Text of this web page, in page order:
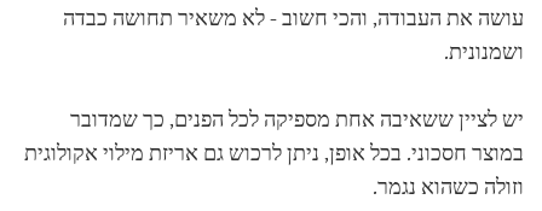
עושה את העבודה, והכי חשוב - לא משאיר תחושה כבדה
ושמנונית.
יש לציין ששאיבה אחת מספיקה לכל הפנים, כך שמדובר
במוצר חסכוני. בכל אופן, ניתן לרכוש גם אריזת מילוי אקולוגית
וזולה כשהוא נגמר.